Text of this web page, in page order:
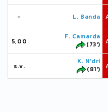
- L. Banda
5,00
F. Camarda
(73')
s.v.
K. N'dri
(81')